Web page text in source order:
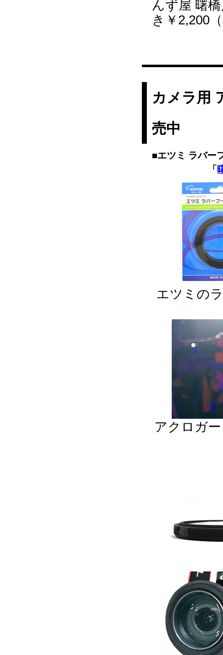
んず屋 曙
き￥2,200
カメラ用
売中
■エツミ ラバー
「
エツミの
アクロガ